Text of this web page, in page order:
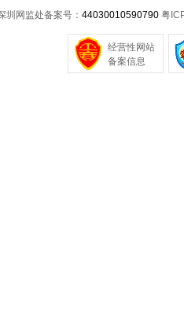
圳网监处备案号： 44030010590790粤
经营性网站
备案信息